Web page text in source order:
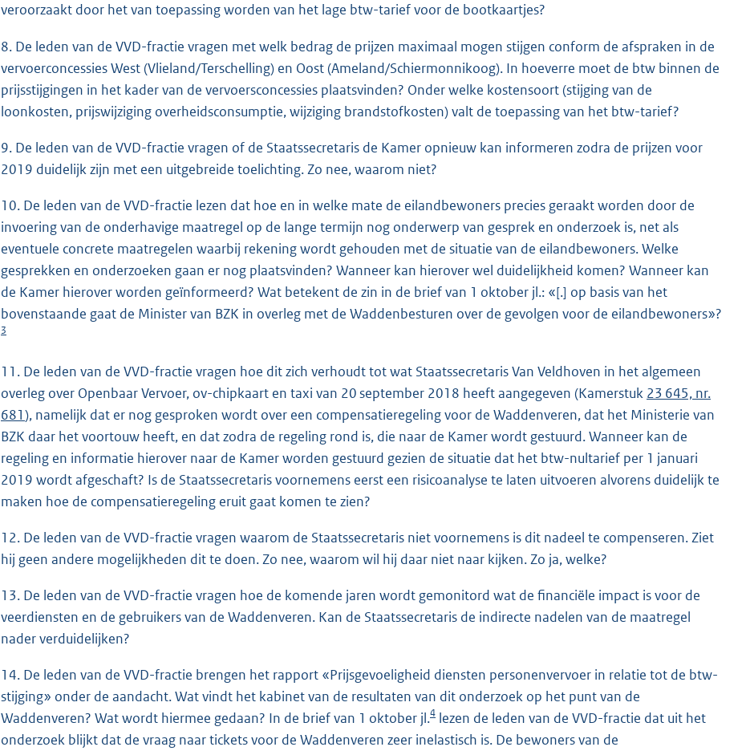
veroorzaakt door het van toepassing worden van het lage btw-tarief voor de bootkaartjes?
8. De leden van de VVD-fractie vragen met welk bedrag de prijzen maximaal mogen stijgen conform de afspraken in de
vervoerconcessies West (Vlieland/Terschelling) en Oost (Ameland/Schiermonnikoog). In hoeverre moet de btw binnen de
prijsstijgingen in het kader van de vervoersconcessies plaatsvinden? Onder welke kostensoort (stijging van de
loonkosten, prijswijziging overheidsconsumptie, wijziging brandstofkosten) valt de toepassing van het btw-tarief?
9. De leden van de VVD-fractie vragen of de Staatssecretaris de Kamer opnieuw kan informeren zodra de prijzen voor
2019 duidelijk zijn met een uitgebreide toelichting. Zo nee, waarom niet?
10. De leden van de VVD-fractie lezen dat hoe en in welke mate de eilandbewoners precies geraakt worden door de
invoering van de onderhavige maatregel op de lange termijn nog onderwerp van gesprek en onderzoek is, net als
eventuele concrete maatregelen waarbij rekening wordt gehouden met de situatie van de eilandbewoners. Welke
gesprekken en onderzoeken gaan er nog plaatsvinden? Wanneer kan hierover wel duidelijkheid komen? Wanneer kan
de Kamer hierover worden geïnformeerd? Wat betekent de zin in de brief van 1 oktober jl.: «[.] op basis van het
bovenstaande gaat de Minister van BZK in overleg met de Waddenbesturen over de gevolgen voor de eilandbewoners»?
3
11. De leden van de VVD-fractie vragen hoe dit zich verhoudt tot wat Staatssecretaris Van Veldhoven in het algemeen
overleg over Openbaar Vervoer, ov-chipkaart en taxi van 20 september 2018 heeft aangegeven (Kamerstuk 23 645, nr.
681), namelijk dat er nog gesproken wordt over een compensatieregeling voor de Waddenveren, dat het Ministerie van
BZK daar het voortouw heeft, en dat zodra de regeling rond is, die naar de Kamer wordt gestuurd. Wanneer kan de
regeling en informatie hierover naar de Kamer worden gestuurd gezien de situatie dat het btw-nultarief per 1 januari
2019 wordt afgeschaft? Is de Staatssecretaris voornemens eerst een risicoanalyse te laten uitvoeren alvorens duidelijk te
maken hoe de compensatieregeling eruit gaat komen te zien?
12. De leden van de VVD-fractie vragen waarom de Staatssecretaris niet voornemens is dit nadeel te compenseren. Ziet
hij geen andere mogelijkheden dit te doen. Zo nee, waarom wil hij daar niet naar kijken. Zo ja, welke?
13. De leden van de VVD-fractie vragen hoe de komende jaren wordt gemonitord wat de financiële impact is voor de
veerdiensten en de gebruikers van de Waddenveren. Kan de Staatssecretaris de indirecte nadelen van de maatregel
nader verduidelijken?
14. De leden van de VVD-fractie brengen het rapport «Prijsgevoeligheid diensten personenvervoer in relatie tot de btw-
stijging» onder de aandacht. Wat vindt het kabinet van de resultaten van dit onderzoek op het punt van de
Waddenveren? Wat wordt hiermee gedaan? In de brief van 1 oktober jl.4 lezen de leden van de VVD-fractie dat uit het
onderzoek blijkt dat de vraag naar tickets voor de Waddenveren zeer inelastisch is. De bewoners van de